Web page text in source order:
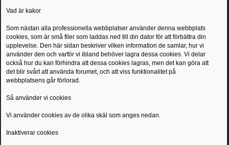
Vad är kakor
Som nästan alla professionella webbplatser använder denna webbplats
cookies, som är små filer som laddas ned till din dator för att förbättra din
upplevelse. Den här sidan beskriver vilken information de samlar, hur vi
använder den och varför vi ibland behöver lagra dessa cookies. Vi delar
också hur du kan förhindra att dessa cookies lagras, men det kan göra att
det blir svårt att använda forumet, och att viss funktionalitet på
webbplatsens går förlorad.
Så använder vi cookies
Vi använder cookies av de olika skäl som anges nedan.
Inaktiverar cookies